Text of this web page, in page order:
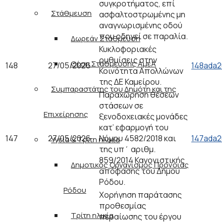
Στάθμευση
Δωρεάν Στάθμευση
Θέση Στάθμευσης ΑμεΑ
Συμπαραστάτης του Δημότη και της
Επιχείρησης
Υγεία & Τρίτη ηλικία
Δημοτικός Οργανισμός Πρόνοιας
Ρόδου
Τρίτη ηλικία
συγκροτήματος, επί
ασφαλτοστρωμένης μη
αναγνωρισμένης οδού
που οδηγεί σε παραλία.
148 27/05/2026
Κυκλοφοριακές
ρυθμίσεις στην
Κοινότητα Απολλώνων
της ΔΕ Καμείρου.
147 27/05/2026
Παραχώρηση θέσεων
στάσεων σε
ξενοδοχειακές μονάδες
κατ’ εφαρμογή του
Νόμου 4582/2018 και
της υπ΄ αριθμ.
859/2014 Κανονιστικής
απόφασης του Δήμου
Ρόδου.
Χορήγηση παράτασης
προθεσμίας
περαίωσης του έργου